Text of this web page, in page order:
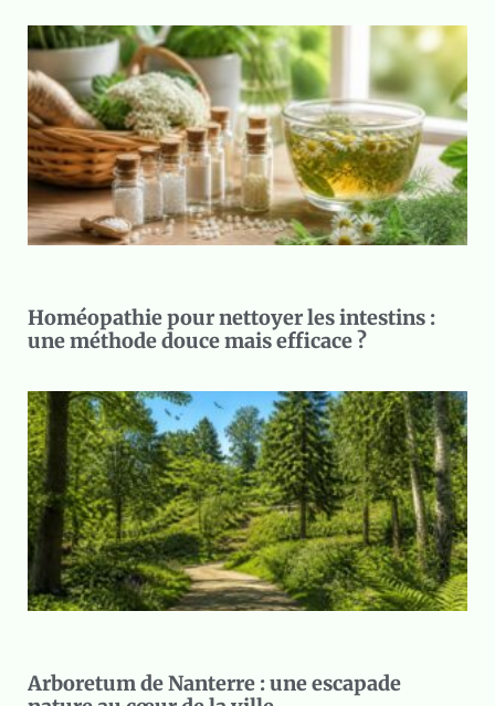
Homéopathie pour nettoyer les intestins :
une méthode douce mais efficace ?
Arboretum de Nanterre : une escapade